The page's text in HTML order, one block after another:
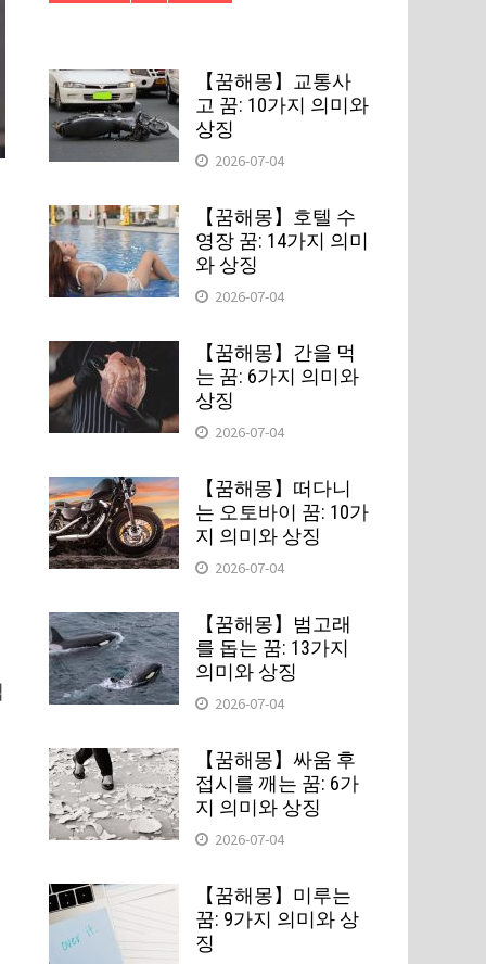
【꿈해몽】교통사
고 꿈: 10가지 의미와
상징
2026-07-04
【꿈해몽】호텔 수
영장 꿈: 14가지 의미
와 상징
2026-07-04
【꿈해몽】간을 먹
는 꿈: 6가지 의미와
상징
2026-07-04
【꿈해몽】떠다니
는 오토바이 꿈: 10가
지 의미와 상징
2026-07-04
【꿈해몽】범고래
를 돕는 꿈: 13가지
의미와 상징
2026-07-04
【꿈해몽】싸움 후
접시를 깨는 꿈: 6가
지 의미와 상징
2026-07-04
【꿈해몽】미루는
꿈: 9가지 의미와 상
징